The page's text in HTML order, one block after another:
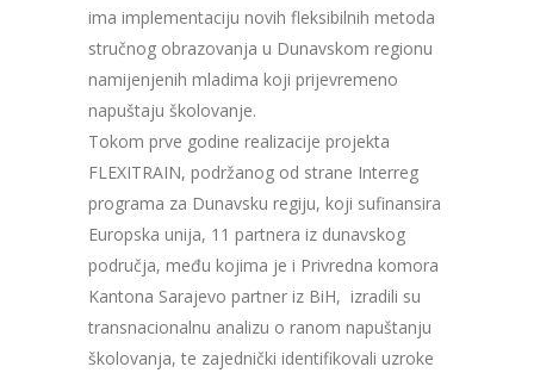
ima implementaciju novih fleksibilnih metoda
stručnog obrazovanja u Dunavskom regionu
namijenjenih mladima koji prijevremeno
napuštaju školovanje.
Tokom prve godine realizacije projekta
FLEXITRAIN, podržanog od strane Interreg
programa za Dunavsku regiju, koji sufinansira
Europska unija, 11 partnera iz dunavskog
područja, među kojima je i Privredna komora
Kantona Sarajevo partner iz BiH, izradili su
transnacionalnu analizu o ranom napuštanju
školovanja, te zajednički identifikovali uzroke